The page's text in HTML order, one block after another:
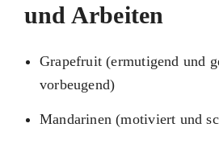
und Arbeiten
Grapefruit (ermutigend und
vorbeugend)
Mandarinen (motiviert und